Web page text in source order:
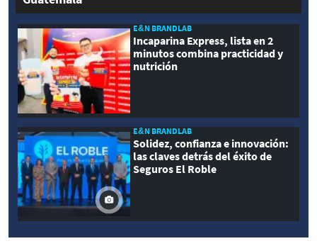
E&N BRANDLAB
Incaparina Express, lista en 2
minutos combina practicidad y
nutrición
E&N BRANDLAB
Solidez, confianza e innovación:
las claves detrás del éxito de
Seguros El Roble